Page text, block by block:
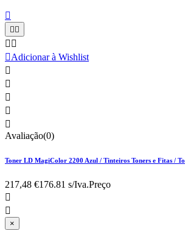

 
 
Adicionar à Wishlist





Avaliação(0)
Toner LD MagiColor 2200 Azul / Tinteiros Toners e Fitas / To
217,48 €176.81 s/Iva.Preço


×